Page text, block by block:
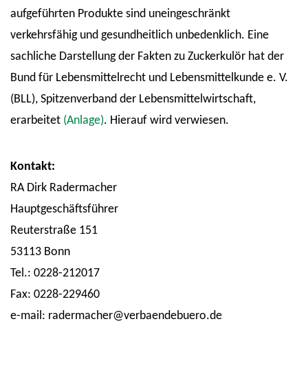
aufgeführten Produkte sind uneingeschränkt
verkehrsfähig und gesundheitlich unbedenklich. Eine
sachliche Darstellung der Fakten zu Zuckerkulör hat der
Bund für Lebensmittelrecht und Lebensmittelkunde e. V.
(BLL), Spitzenverband der Lebensmittelwirtschaft,
erarbeitet (Anlage). Hierauf wird verwiesen.
Kontakt:
RA Dirk Radermacher
Hauptgeschäftsführer
Reuterstraße 151
53113 Bonn
Tel.: 0228-212017
Fax: 0228-229460
e-mail: radermacher@verbaendebuero.de